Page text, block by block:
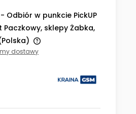
- Odbiór w punkcie PickUP
sklepy Żabka,
dostawy